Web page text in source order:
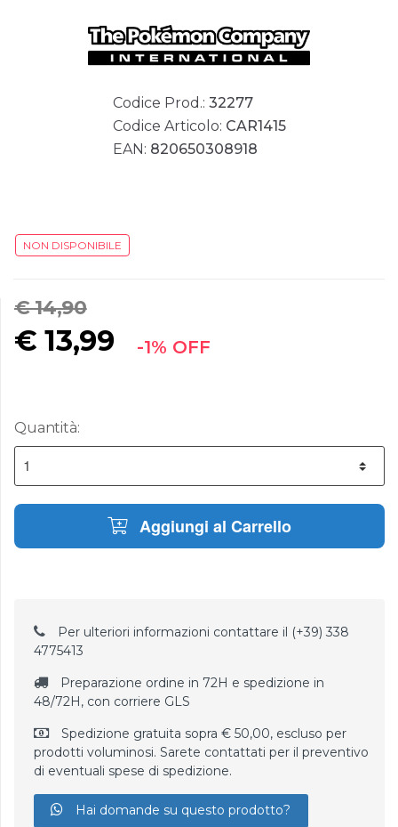
Codice Prod.: 32277
Codice Articolo: CAR1415
EAN: 820650308918
NON DISPONIBILE
€ 14,90
€13,99 -1% OFF
Quantità:
Aggiungi al Carrello
Per ulteriori informazioni contattare il (+39) 338
4775413
Preparazione ordine in 72H e spedizione in
48/72H, con corriere GLS
Spedizione gratuita sopra € 50,00, escluso per
prodotti voluminosi. Sarete contattati per il preventivo
di eventuali spese di spedizione.
Hai domande su questo prodotto?